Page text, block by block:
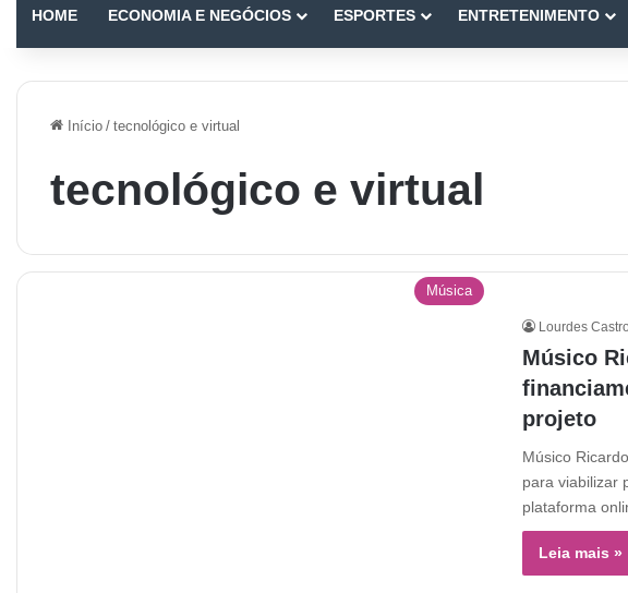
HOME ECONOMIA E NEGÓCIOS ESPORTES ENTRETENIMENTO
Início / tecnológico e virtual
tecnológico e virtual
Música
Lourdes Castro
Músico
projeto
Músico
para viabilizar
plataforma
Leia mais »